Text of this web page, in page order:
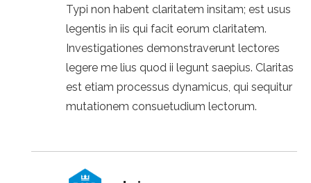
Typi non habent claritatem insitam; est usus
legentis in iis qui facit eorum claritatem.
Investigationes demonstraverunt lectores
legere me lius quod ii legunt saepius. Claritas
est etiam processus dynamicus, qui sequitur
mutationem consuetudium lectorum.